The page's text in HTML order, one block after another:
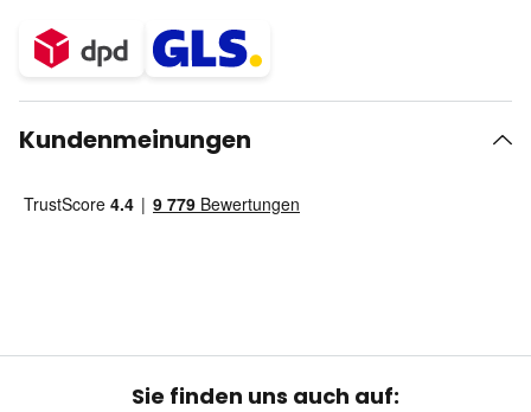
Kundenmeinungen
Sie finden uns auch auf: